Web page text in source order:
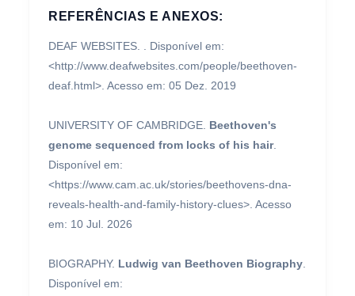
REFERÊNCIAS E ANEXOS:
DEAF WEBSITES.
. Disponível em:
<http://www.deafwebsites.com/people/beethoven-
deaf.html>. Acesso em: 05 Dez. 2019
UNIVERSITY OF CAMBRIDGE. Beethoven's
genome sequenced from locks of his hair.
Disponível em:
<https://www.cam.ac.uk/stories/beethovens-dna-
reveals-health-and-family-history-clues>. Acesso
em: 10 Jul. 2026
BIOGRAPHY. Ludwig van Beethoven Biography
Disponível em: